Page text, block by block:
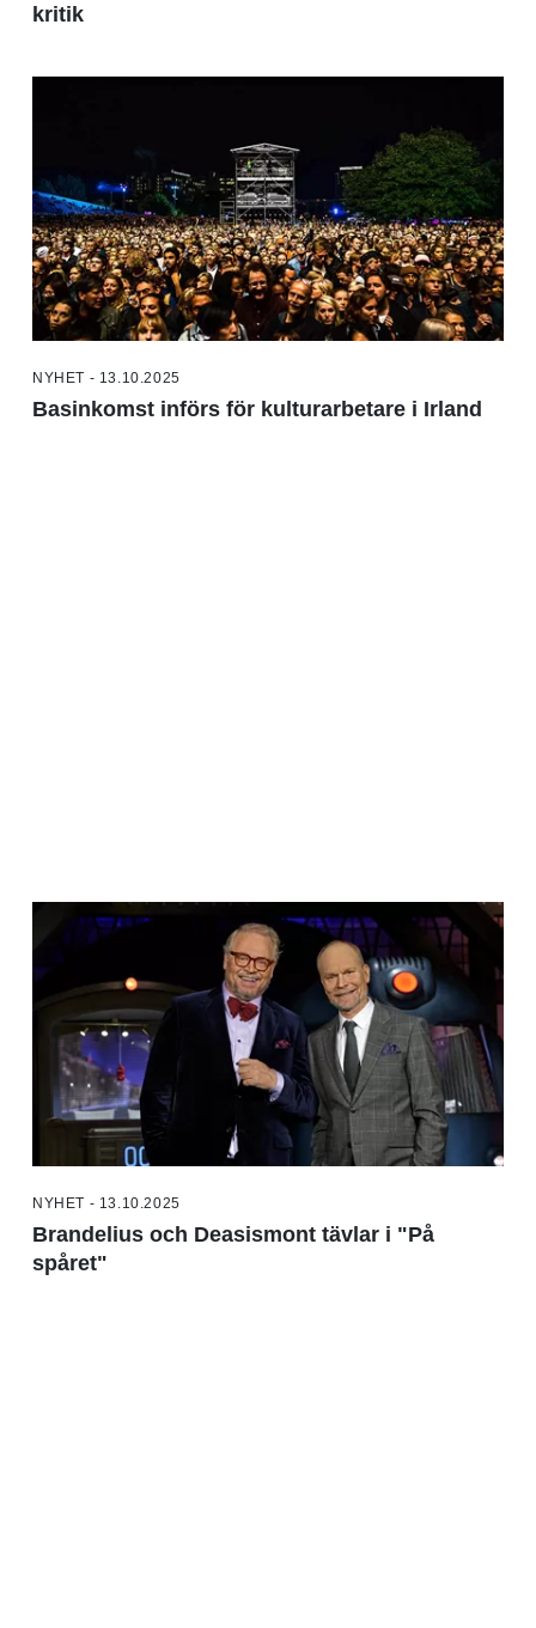
kritik
NYHET - 13.10.2025
Basinkomst införs för kulturarbetare i Irland
NYHET - 13.10.2025
Brandelius och Deasismont tävlar i "På
spåret"